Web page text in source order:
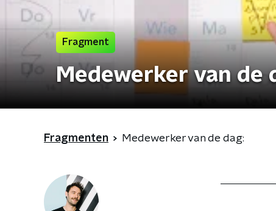
Fragment
Medewerker van de
Fragmenten Medewerker van de dag: